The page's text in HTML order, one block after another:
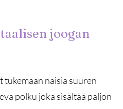
joogan
tukemaan naisia suuren
polku joka sisältää paljon